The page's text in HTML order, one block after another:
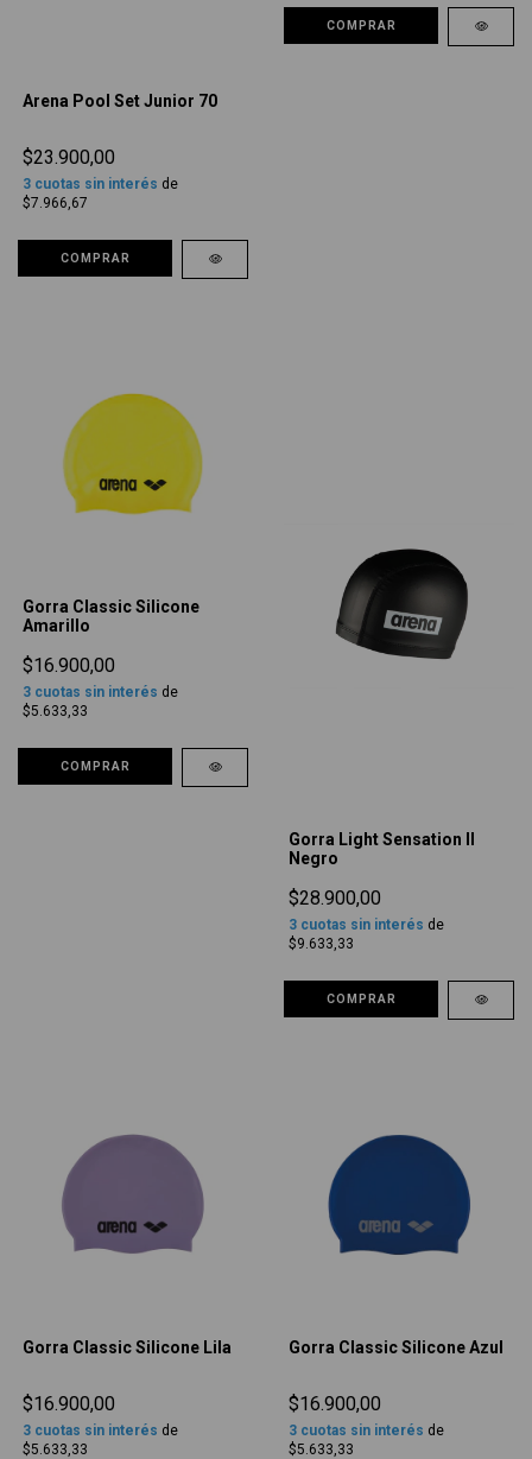
Arena Pool Set Junior 70
$23.900,00
3 cuotas sin interés de
$7.966,67
COMPRAR
COMPRAR
Gorra Classic Silicone
Amarillo
$16.900,00
3 cuotas sin interés de
$5.633,33
COMPRAR
Gorra Light Sensation II
Negro
$28.900,00
3 cuotas sin interés de
$9.633,33
COMPRAR
Gorra Classic Silicone Lila
$16.900,00
3 cuotas sin interés de
$5.633,33
Gorra Classic Silicone Azul
$16.900,00
3 cuotas sin interés de
$5.633,33